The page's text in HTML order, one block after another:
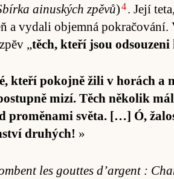
ai­nus­kých zpěvů)4. Její
a vy­dali ob­jemná pokra­čování.
„tě­ch, kteří jsou
kteří pokojně žili v ho­rách a
mizí. Těch něko­lik
pro­měnami svě­ta. […] Ó,
druhých! »
les gout­tes d’argent :